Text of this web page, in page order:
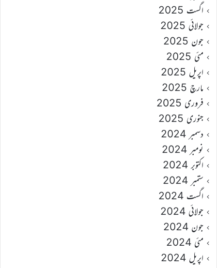
اگست 2025
جولائی 2025
جون 2025
مئی 2025
اپریل 2025
مارچ 2025
فروری 2025
جنوری 2025
دسمبر 2024
نومبر 2024
اکتوبر 2024
ستمبر 2024
اگست 2024
جولائی 2024
جون 2024
مئی 2024
اپریل 2024